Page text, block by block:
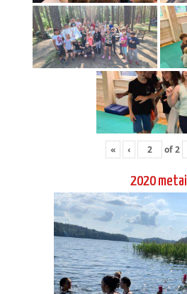
« ‹ of2
2020 metai